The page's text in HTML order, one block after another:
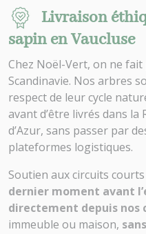
Livraison
sapin en Vaucluse
Chez Noël-Vert, on ne
Scandinavie. Nos arbres
respect de leur cycle
avant d’être livrés dans la
d’Azur, sans passer par
plateformes logistiques.
Soutien aux circuits courts
dernier moment avant
directement depuis nos
immeuble ou maison,